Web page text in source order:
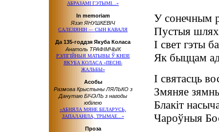
АБРАЗАМІ ГЭТЫМІ...»
In memoriam
Язэп ЯНУШКЕВІЧ
САЛЕЗІЯНІН — СЫН КАВАЛЯ
Да 135-годдзя Якуба Коласа
Анатоль ТРАФІМЧЫК
РЭЛІГІЙНЫЯ МАТЫВЫ Ў КНІЗЕ
ЯКУБА КОЛАСА «ПЕСНІ-
ЖАЛЬБЫ»
Асобы
Размова Крыстыны ЛЯЛЬКО з
Данутаю БІЧЭЛЬ з нагоды
юбілею
«АБНЯЛА МЯНЕ БЕЛАРУСЬ,
ЗАПАЛАНІЛА, ТРЫМАЕ...»
Проза
У сонечным
Пустыя
І свет гэты
Як быццам
І святасць
Змяняе
Блакіт
Чароўныя